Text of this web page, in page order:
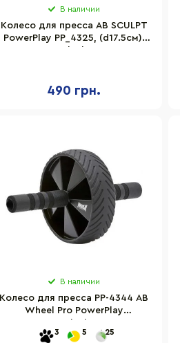
В наличии
Колесо для пресса AB SCULPT
PowerPlay PP_4325, (d17.5см),
490 грн.
В наличии
Колесо для пресса PP-4344 AB
Wheel Pro PowerPlay
3 5 25